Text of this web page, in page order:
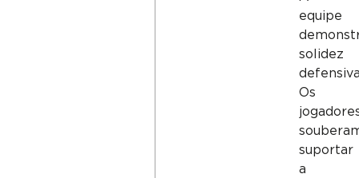
equipe
solidez
Os
suportar
a